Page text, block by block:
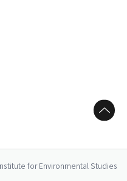
ページトップへ
for Environmental Studies